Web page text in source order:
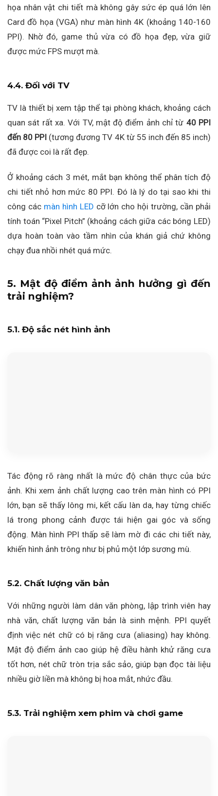
họa nhân vật chi tiết mà không gây sức ép quá lớn lên
Card đồ họa (VGA) như màn hình 4K (khoảng 140-160
PPI). Nhờ đó, game thủ vừa có đồ họa đẹp, vừa giữ
được mức FPS mượt mà.
4.4. Đối với TV
TV là thiết bị xem tập thể tại phòng khách, khoảng cách
quan sát rất xa. Với TV, mật độ điểm ảnh chỉ từ 40 PPI
đến 80 PPI (tương đương TV 4K từ 55 inch đến 85 inch)
đã được coi là rất đẹp.
Ở khoảng cách 3 mét, mắt bạn không thể phân tích độ
chi tiết nhỏ hơn mức 80 PPI. Đó là lý do tại sao khi thi
công các màn hình LED cỡ lớn cho hội trường, cần phải
tính toán “Pixel Pitch” (khoảng cách giữa các bóng LED)
dựa hoàn toàn vào tầm nhìn của khán giả chứ không
chạy đua nhồi nhét quá mức.
5. Mật độ điểm ảnh ảnh hưởng gì đến
trải nghiệm?
5.1. Độ sắc nét hình ảnh
Tác động rõ ràng nhất là mức độ chân thực của bức
ảnh. Khi xem ảnh chất lượng cao trên màn hình có PPI
lớn, bạn sẽ thấy lông mi, kết cấu làn da, hay từng chiếc
lá trong phong cảnh được tái hiện gai góc và sống
động. Màn hình PPI thấp sẽ làm mờ đi các chi tiết này,
khiến hình ảnh trông như bị phủ một lớp sương mù.
5.2. Chất lượng văn bản
Với những người làm dân văn phòng, lập trình viên hay
nhà văn, chất lượng văn bản là sinh mệnh. PPI quyết
định việc nét chữ có bị răng cưa (aliasing) hay không.
Mật độ điểm ảnh cao giúp hệ điều hành khử răng cưa
tốt hơn, nét chữ tròn trịa sắc sảo, giúp bạn đọc tài liệu
nhiều giờ liền mà không bị hoa mắt, nhức đầu.
5.3. Trải nghiệm xem phim và chơi game